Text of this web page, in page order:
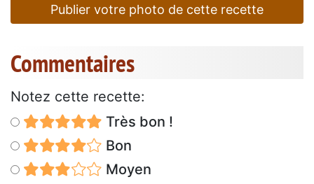
Publier votre photo de cette recette
Commentaires
Notez cette recette:
Très bon !
Bon
Moyen